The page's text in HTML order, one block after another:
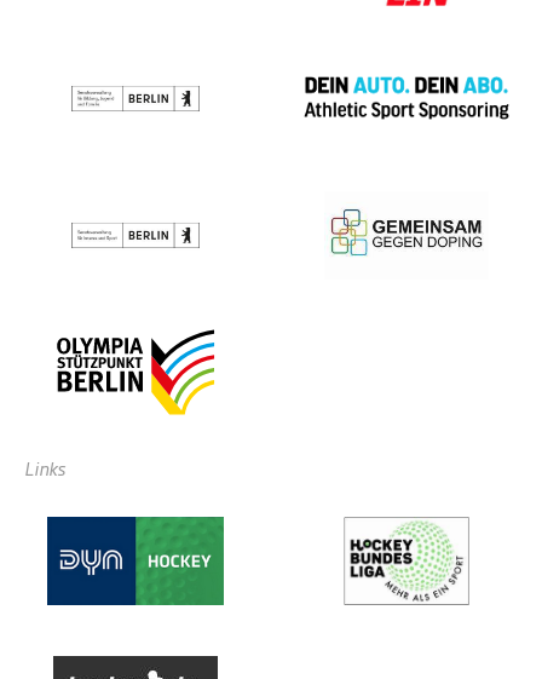
Links